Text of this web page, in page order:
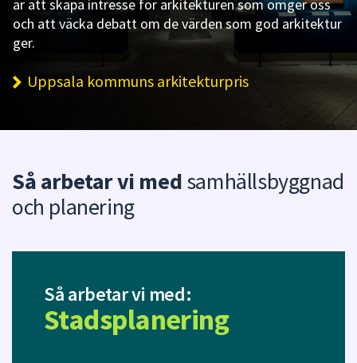
är att skapa intresse för arkitekturen som omger oss
och att väcka debatt om de värden som god arkitektur
ger.
Uppsala kommuns arkitekturpris
Så arbetar vi medsamhällsbyggnad
och planering
Så arbetar vi med:
Stadsplanering